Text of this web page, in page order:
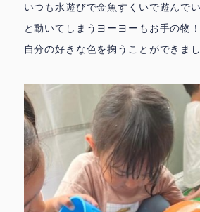
いつも水遊びで金魚すくいで遊んで
と動いてしまうヨーヨーもお手の物！
自分の好きな色を掬うことができまし